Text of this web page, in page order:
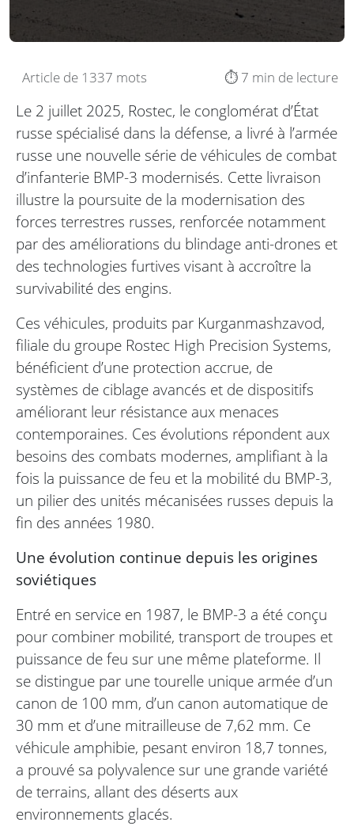
Article de 1337 mots ⏱️ 7 min de lecture
Le 2 juillet 2025, Rostec, le conglomérat d’État
russe spécialisé dans la défense, a livré à l’armée
russe une nouvelle série de véhicules de combat
d’infanterie BMP-3 modernisés. Cette livraison
illustre la poursuite de la modernisation des
forces terrestres russes, renforcée notamment
par des améliorations du blindage anti-drones et
des technologies furtives visant à accroître la
survivabilité des engins.
Ces véhicules, produits par Kurganmashzavod,
filiale du groupe Rostec High Precision Systems,
bénéficient d’une protection accrue, de
systèmes de ciblage avancés et de dispositifs
améliorant leur résistance aux menaces
contemporaines. Ces évolutions répondent aux
besoins des combats modernes, amplifiant à la
fois la puissance de feu et la mobilité du BMP-3,
un pilier des unités mécanisées russes depuis la
fin des années 1980.
Une évolution continue depuis les origines
soviétiques
Entré en service en 1987, le BMP-3 a été conçu
pour combiner mobilité, transport de troupes et
puissance de feu sur une même plateforme. Il
se distingue par une tourelle unique armée d’un
canon de 100 mm, d’un canon automatique de
30 mm et d’une mitrailleuse de 7,62 mm. Ce
véhicule amphibie, pesant environ 18,7 tonnes,
a prouvé sa polyvalence sur une grande variété
de terrains, allant des déserts aux
environnements glacés.